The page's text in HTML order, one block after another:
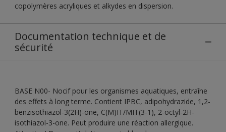
copolymères acryliques et alkydes en dispersion.
Documentation technique et de
sécurité
BASE N00- Nocif pour les organismes aquatiques, entraîne
des effets à long terme. Contient IPBC, adipohydrazide, 1,2-
benzisothiazol-3(2H)-one, C(M)IT/MIT(3-1), 2-octyl-2H-
isothiazol-3-one. Peut produire une réaction allergique.